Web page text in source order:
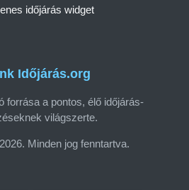
Időjárás.org
forrása a pontos, élő időjárás-
világszerte.
Minden jog fenntartva.
időjárás widget